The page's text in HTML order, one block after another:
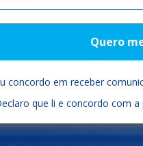
Quero
concordo em receber
que li e concordo com a